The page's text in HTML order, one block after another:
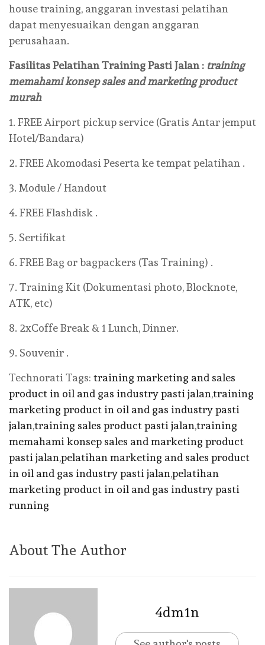
house training, anggaran investasi pelatihan
dapat menyesuaikan dengan anggaran
perusahaan.
Fasilitas PelatihanTraining Pasti Jalan : training
memahami konsep sales and marketing product
murah
1. FREE Airport pickup service (Gratis Antar jemput
Hotel/Bandara)
2. FREE Akomodasi Peserta ke tempat pelatihan .
3. Module / Handout
4. FREE Flashdisk .
5. Sertifikat
6. FREE Bag or bagpackers (Tas Training) .
7. Training Kit (Dokumentasi photo, Blocknote,
ATK, etc)
8. 2xCoffe Break & 1 Lunch, Dinner.
9. Souvenir .
Technorati Tags: training marketing and sales
product in oil and gas industry pasti jalan,training
marketing product in oil and gas industry pasti
jalan,training sales product pasti jalan,training
memahami konsep sales and marketing product
pasti jalan,pelatihan marketing and sales product
in oil and gas industry pasti jalan,pelatihan
marketing product in oil and gas industry pasti
running
About The Author
4dm1n